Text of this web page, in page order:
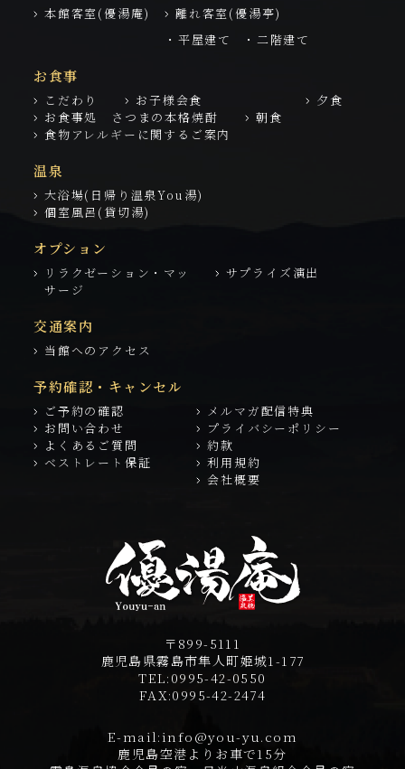
本館客室(優湯庵)
離れ客室(優湯亭)
・平屋建て
・二階建て
お食事
こだわり お子様会食
夕食
お食事処 さつまの本格焼酎
朝食
食物アレルギーに関するご案内
温泉
大浴場(日帰り温泉You湯)
個室風呂(貸切湯)
オプション
リラクゼーション・マッ
サージ
サプライズ演出
交通案内
当館へのアクセス
予約確認・キャンセル
ご予約の確認
メルマガ配信特典
お問い合わせ
プライバシーポリシー
よくあるご質問
約款
ベストレート保証
利用規約
会社概要
〒899-5111
鹿児島県霧島市隼人町姫城1-177
TEL: 0995-42-0550
FAX:0995-42-2474
E-mail:info@you-yu.com
鹿児島空港よりお車で15分